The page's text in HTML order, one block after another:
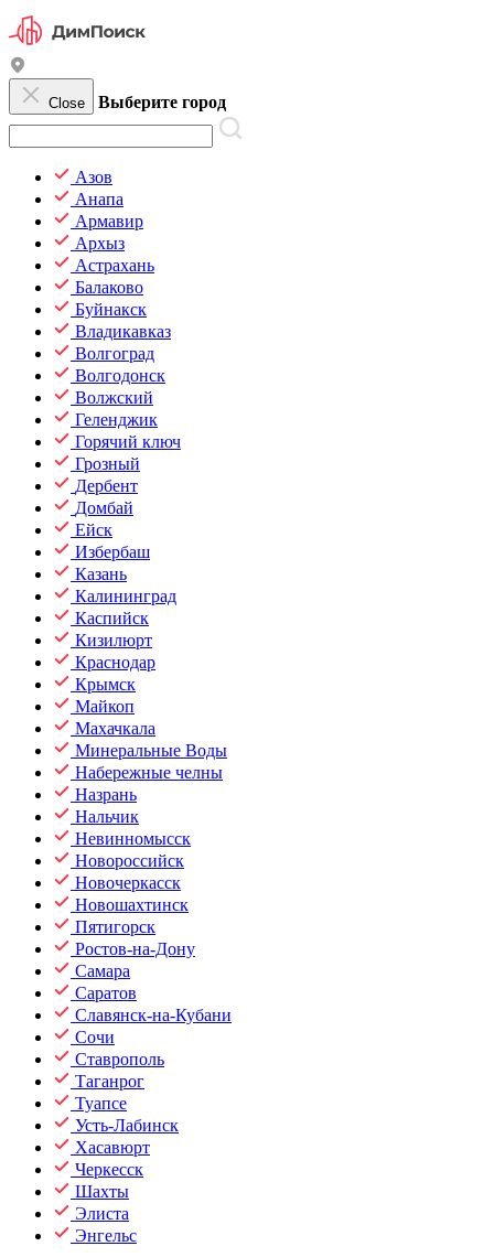
Close Выберите город
Азов
Анапа
Армавир
Архыз
Астрахань
Балаково
Буйнакск
Владикавказ
Волгоград
Волгодонск
Волжский
Геленджик
Горячий ключ
Грозный
Дербент
Домбай
Ейск
Избербаш
Казань
Калининград
Каспийск
Кизилюрт
Краснодар
Крымск
Майкоп
Махачкала
Минеральные Воды
Набережные челны
Назрань
Нальчик
Невинномысск
Новороссийск
Новочеркасск
Новошахтинск
Пятигорск
Ростов-на-Дону
Самара
Саратов
Славянск-на-Кубани
Сочи
Ставрополь
Таганрог
Туапсе
Усть-Лабинск
Хасавюрт
Черкесск
Шахты
Элиста
Энгельс